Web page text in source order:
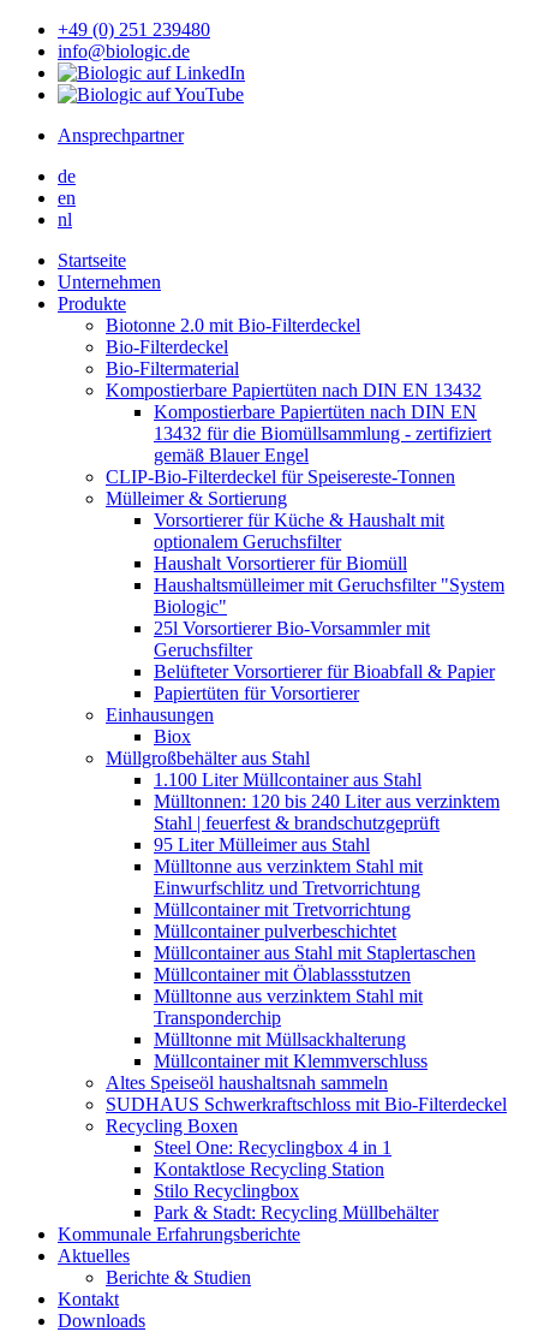
+49 (0) 251 239480
info@biologic.de
Ansprechpartner
de
en
nl
Startseite
Unternehmen
Produkte
Biotonne 2.0 mit Bio-Filterdeckel
Bio-Filterdeckel
Bio-Filtermaterial
Kompostierbare Papiertüten nach DIN EN 13432
Kompostierbare Papiertüten nach DIN EN
13432 für die Biomüllsammlung - zertifiziert
gemäß Blauer Engel
CLIP-Bio-Filterdeckel für Speisereste-Tonnen
Mülleimer & Sortierung
Vorsortierer für Küche & Haushalt mit
optionalem Geruchsfilter
Haushalt Vorsortierer für Biomüll
Haushaltsmülleimer mit Geruchsfilter "System
Biologic"
25l Vorsortierer Bio-Vorsammler mit
Geruchsfilter
Belüfteter Vorsortierer für Bioabfall & Papier
Papiertüten für Vorsortierer
Einhausungen
Biox
Müllgroßbehälter aus Stahl
1.100 Liter Müllcontainer aus Stahl
Mülltonnen: 120 bis 240 Liter aus verzinktem
Stahl | feuerfest & brandschutzgeprüft
95 Liter Mülleimer aus Stahl
Mülltonne aus verzinktem Stahl mit
Einwurfschlitz und Tretvorrichtung
Müllcontainer mit Tretvorrichtung
Müllcontainer pulverbeschichtet
Müllcontainer aus Stahl mit Staplertaschen
Müllcontainer mit Ölablassstutzen
Mülltonne aus verzinktem Stahl mit
Transponderchip
Mülltonne mit Müllsackhalterung
Müllcontainer mit Klemmverschluss
Altes Speiseöl haushaltsnah sammeln
SUDHAUS Schwerkraftschloss mit Bio-Filterdeckel
Recycling Boxen
Steel One: Recyclingbox 4 in 1
Kontaktlose Recycling Station
Stilo Recyclingbox
Park & Stadt: Recycling Müllbehälter
Kommunale Erfahrungsberichte
Aktuelles
Berichte & Studien
Kontakt
Downloads